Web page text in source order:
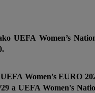
UEFA Women’s
Women's EURO
a UEFA Women's